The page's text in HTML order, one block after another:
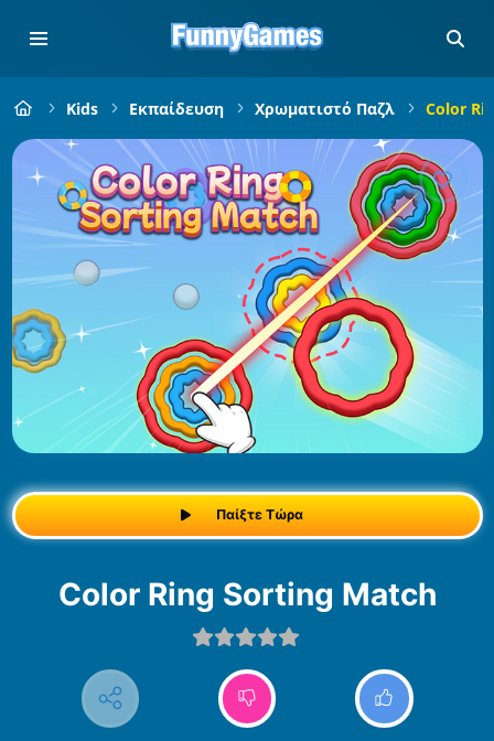
Kids Εκπαίδευση Χρωματιστό Παζλ Color
Παίξτε Τώρα
Color Ring Sorting Match